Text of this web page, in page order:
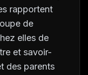
rapportent
de
elles de
et savoir-
des parents